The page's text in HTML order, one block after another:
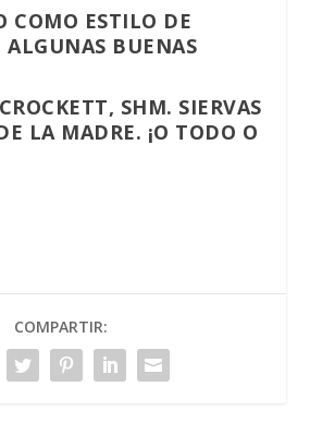
COMO ESTILO DE
ALGUNAS BUENAS
SHM. SIERVAS
LA MADRE. ¡O TODO O
COMPARTIR: